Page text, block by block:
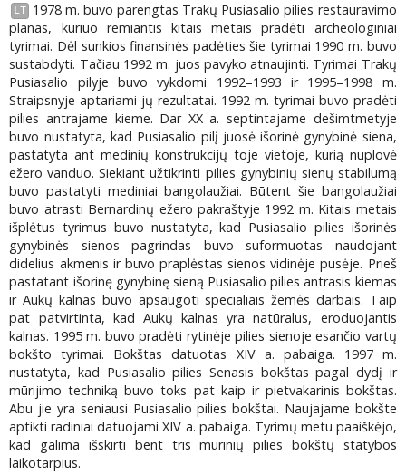
LT
1978 m. buvo parengtas Trakų Pusiasalio pilies restauravimo
planas, kuriuo remiantis kitais metais pradėti archeologiniai
tyrimai. Dėl sunkios finansinės padėties šie tyrimai 1990 m. buvo
sustabdyti. Tačiau 1992 m. juos pavyko atnaujinti. Tyrimai Trakų
Pusiasalio pilyje buvo vykdomi 1992–1993 ir 1995–1998 m.
Straipsnyje aptariami jų rezultatai. 1992 m. tyrimai buvo pradėti
pilies antrajame kieme. Dar XX a. septintajame dešimtmetyje
buvo nustatyta, kad Pusiasalio pilį juosė išorinė gynybinė siena,
pastatyta ant medinių konstrukcijų toje vietoje, kurią nuplovė
ežero vanduo. Siekiant užtikrinti pilies gynybinių sienų stabilumą
buvo pastatyti mediniai bangolaužiai. Būtent šie bangolaužiai
buvo atrasti Bernardinų ežero pakraštyje 1992 m. Kitais metais
išplėtus tyrimus buvo nustatyta, kad Pusiasalio pilies išorinės
gynybinės sienos pagrindas buvo suformuotas naudojant
didelius akmenis ir buvo praplėstas sienos vidinėje pusėje. Prieš
pastatant išorinę gynybinę sieną Pusiasalio pilies antrasis kiemas
ir Aukų kalnas buvo apsaugoti specialiais žemės darbais. Taip
pat patvirtinta, kad Aukų kalnas yra natūralus, eroduojantis
kalnas. 1995 m. buvo pradėti rytinėje pilies sienoje esančio vartų
bokšto tyrimai. Bokštas datuotas XIV a. pabaiga. 1997 m.
nustatyta, kad Pusiasalio pilies Senasis bokštas pagal dydį ir
mūrijimo techniką buvo toks pat kaip ir pietvakarinis bokštas.
Abu jie yra seniausi Pusiasalio pilies bokštai. Naujajame bokšte
aptikti radiniai datuojami XIV a. pabaiga. Tyrimų metu paaiškėjo,
kad galima išskirti bent tris mūrinių pilies bokštų statybos
laikotarpius.